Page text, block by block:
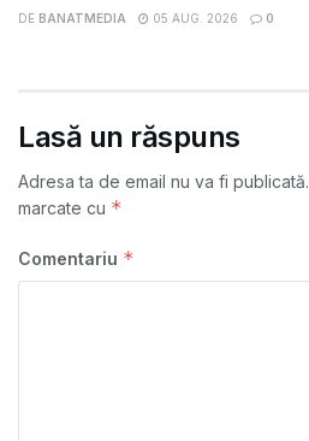
DE BANATMEDIA 05 AUG. 2026 0
Lasă un răspuns
Adresa ta de email nu va fi publicată.
marcate cu *
Comentariu *